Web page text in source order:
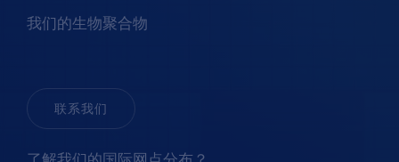
我们的生物聚合物
联系我们